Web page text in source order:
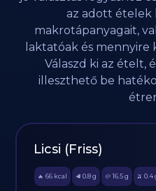
az adott ételek
makrotápanyagait,
laktatóak és
Válaszd ki az ételt,
illeszthető be
Licsi (Friss)
🔥 66 kcal 🥩 0.8 g 🥔 16.5g 🫒 0.4